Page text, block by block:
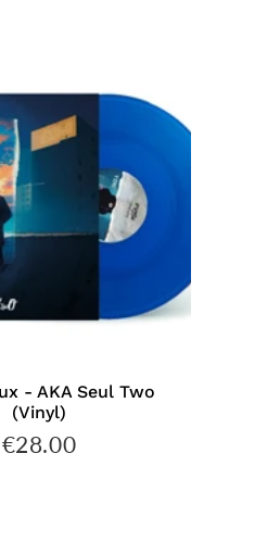
- AKA Seul Two
(Vinyl)
Prix
€28.00